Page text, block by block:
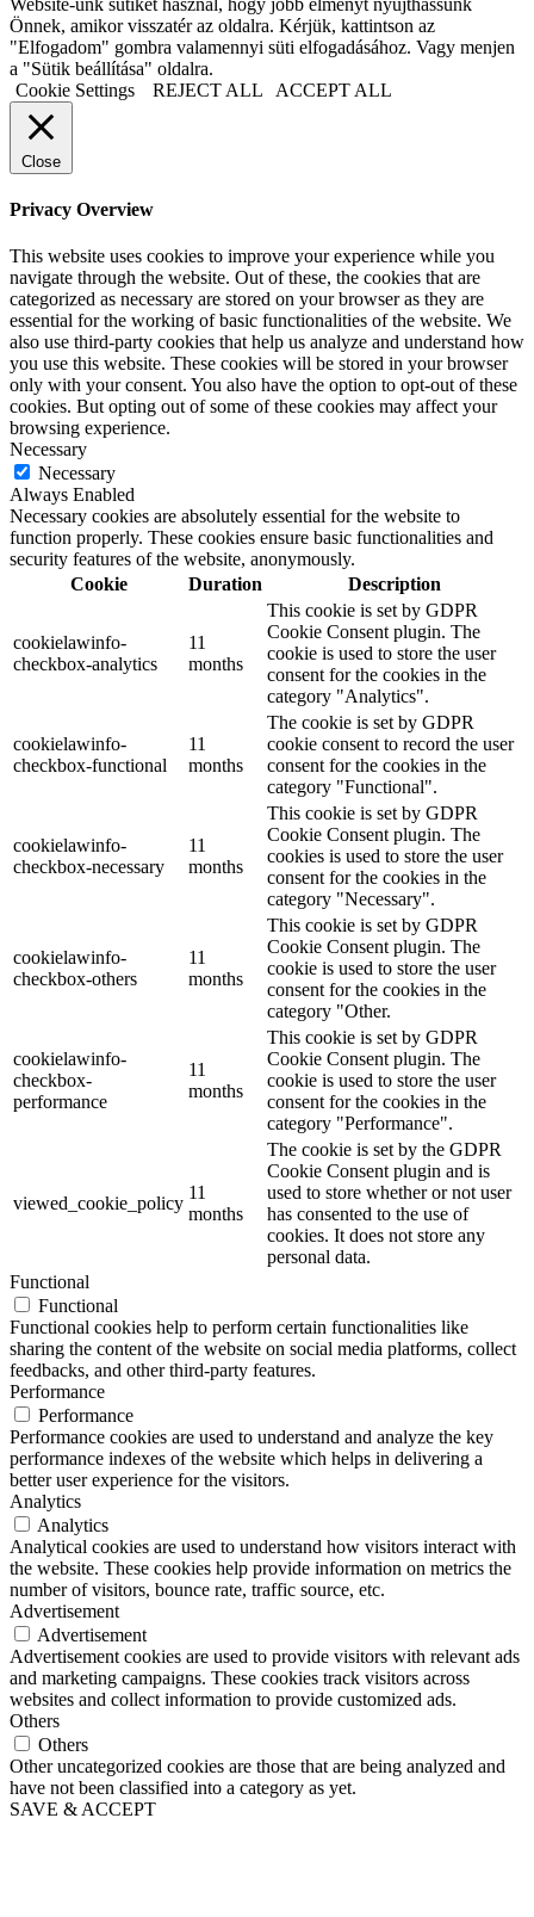
Önnek, amikor visszatér az oldalra. Kérjük, kattintson az
"Elfogadom" gombra valamennyi süti elfogadásához. Vagy menjen
a "Sütik beállítása" oldalra.
Cookie Settings
REJECT ALL ACCEPT ALL
Close
Privacy Overview
This website uses cookies to improve your experience while you
navigate through the website. Out of these, the cookies that are
categorized as necessary are stored on your browser as they are
essential for the working of basic functionalities of the website. We
also use third-party cookies that help us analyze and understand how
you use this website. These cookies will be stored in your browser
only with your consent. You also have the option to opt-out of these
cookies. But opting out of some of these cookies may affect your
browsing experience.
Necessary
Necessary
Always Enabled
Necessary cookies are absolutely essential for the website to
function properly. These cookies ensure basic functionalities and
security features of the website, anonymously.
Cookie
Duration Description
cookielawinfo-
checkbox-analytics
11
months
This cookie is set by GDPR
Cookie Consent plugin. The
cookie is used to store the user
consent for the cookies in the
category "Analytics".
cookielawinfo-
checkbox-functional
11
months
The cookie is set by GDPR
cookie consent to record the user
consent for the cookies in the
category "Functional".
cookielawinfo-
checkbox-necessary
11
months
This cookie is set by GDPR
Cookie Consent plugin. The
cookies is used to store the user
consent for the cookies in the
category "Necessary".
cookielawinfo-
checkbox-others
11
months
This cookie is set by GDPR
Cookie Consent plugin. The
cookie is used to store the user
consent for the cookies in the
category "Other.
cookielawinfo-
checkbox-
performance
11
months
This cookie is set by GDPR
Cookie Consent plugin. The
cookie is used to store the user
consent for the cookies in the
category "Performance".
viewed_cookie_policy
11
months
The cookie is set by the GDPR
Cookie Consent plugin and is
used to store whether or not user
has consented to the use of
cookies. It does not store any
personal data.
Functional
Functional
Functional cookies help to perform certain functionalities like
sharing the content of the website on social media platforms, collect
feedbacks, and other third-party features.
Performance
Performance
Performance cookies are used to understand and analyze the key
performance indexes of the website which helps in delivering a
better user experience for the visitors.
Analytics
Analytics
Analytical cookies are used to understand how visitors interact with
the website. These cookies help provide information on metrics the
number of visitors, bounce rate, traffic source, etc.
Advertisement
Advertisement
Advertisement cookies are used to provide visitors with relevant ads
and marketing campaigns. These cookies track visitors across
websites and collect information to provide customized ads.
Others
Others
Other uncategorized cookies are those that are being analyzed and
have not been classified into a category as yet.
SAVE & ACCEPT